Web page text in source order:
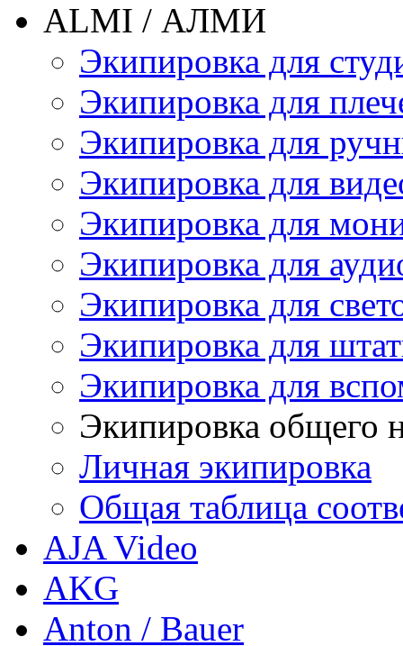
ALMI / АЛМИ
Экипировка для
Экипировка для
Экипировка для
Экипировка для
Экипировка для
Экипировка для
Экипировка для
Экипировка для
Экипировка для
Экипировка общего
Личная экипировка
Общая таблица
AJA Video
AKG
Anton / Bauer